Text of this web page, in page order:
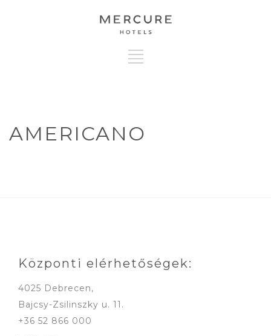
AMERICANO
Központi elérhetőségek:
4025 Debrecen,
Bajcsy-Zsilinszky u. 11.
+36 52 866 000